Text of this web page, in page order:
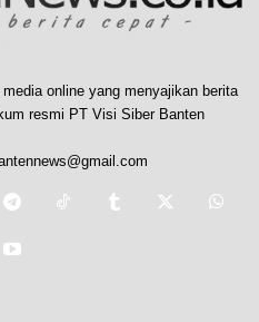
online yang menyajikan berita
resmi PT Visi Siber Banten